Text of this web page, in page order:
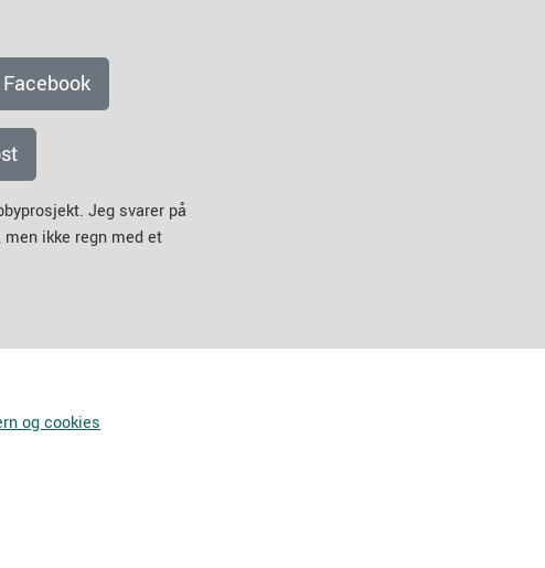
Jeg svarer på
ikke regn med et
og cookies